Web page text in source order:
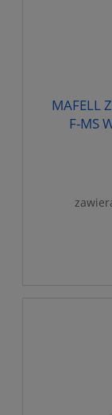
MAFELL
F-MS